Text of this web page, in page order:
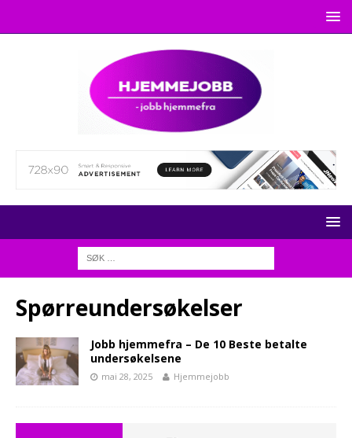
Spørreundersøkelser
Jobb hjemmefra – De 10 Beste betalte
undersøkelsene
mai 28, 2025 Hjemmejobb